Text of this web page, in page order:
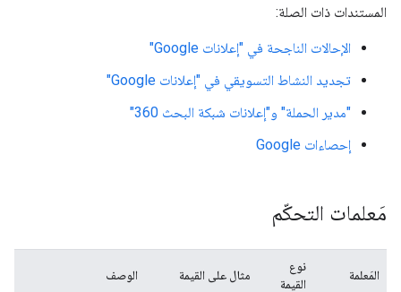
المستندات ذات الصلة:
الإحالات الناجحة في "إعلانات Google"
تجديد النشاط التسويقي في "إعلانات Google"
"مدير الحملة" و"إعلانات شبكة البحث 360"
إحصاءات Google
مَعلمات التحكّم
المَعلمة
نوع
القيمة
مثال على القيمة الوصف